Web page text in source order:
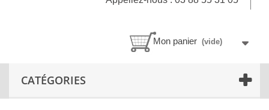
Mon panier (vide)
CATÉGORIES